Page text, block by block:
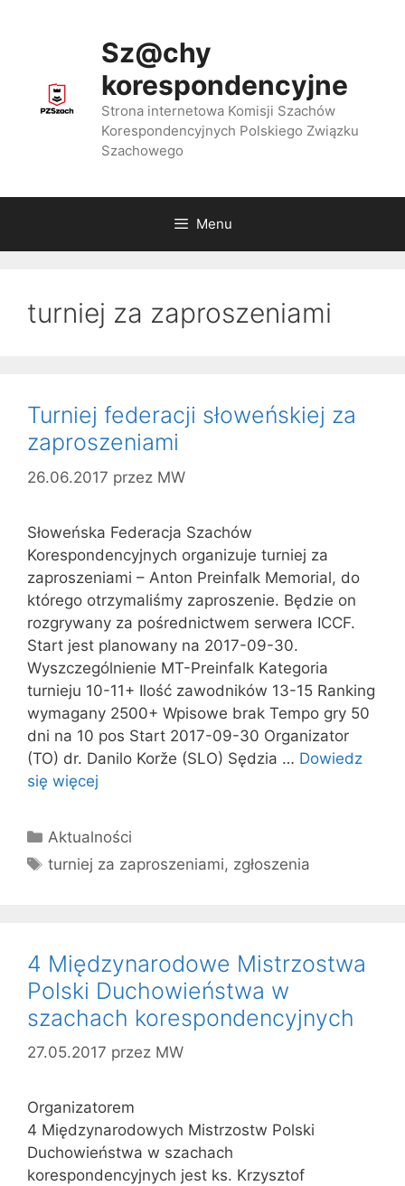
Sz@chy
korespondencyjne
Strona internetowa Komisji Szachów
Korespondencyjnych Polskiego Związku
Szachowego
Menu
turniej za zaproszeniami
Turniej federacji słoweńskiej za
zaproszeniami
26.06.2017 przez MW
Słoweńska Federacja Szachów
Korespondencyjnych organizuje turniej za
zaproszeniami – Anton Preinfalk Memorial, do
którego otrzymaliśmy zaproszenie. Będzie on
rozgrywany za pośrednictwem serwera ICCF.
Start jest planowany na 2017-09-30.
Wyszczególnienie MT-Preinfalk Kategoria
turnieju 10-11+ Ilość zawodników 13-15 Ranking
wymagany 2500+ Wpisowe brak Tempo gry 50
dni na 10 pos Start 2017-09-30 Organizator
(TO) dr. Danilo Korže (SLO) Sędzia … Dowiedz
się więcej
Kategorie
Aktualności
Tagi
turniej za zaproszeniami, zgłoszenia
4 Międzynarodowe Mistrzostwa
Polski Duchowieństwa w
szachach korespondencyjnych
27.05.2017 przez MW
Organizatorem
4 Międzynarodowych Mistrzostw Polski
Duchowieństwa w szachach
korespondencyjnych jest ks. Krzysztof